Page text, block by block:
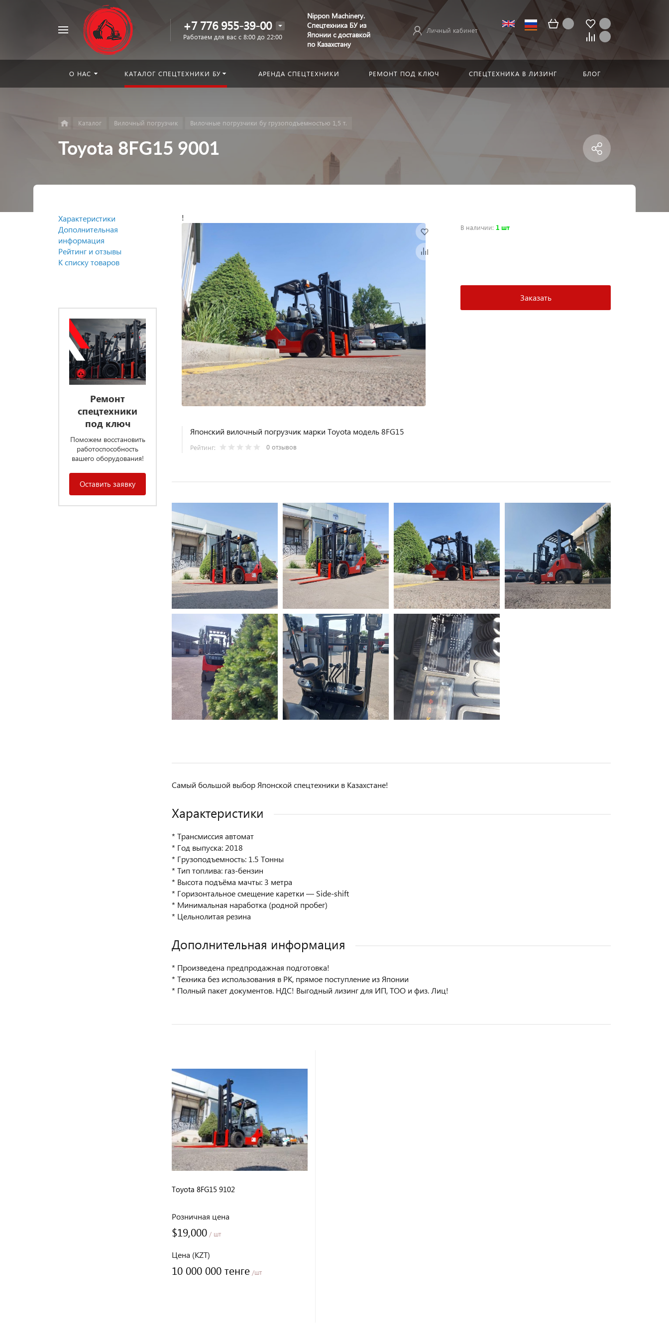
+7 776 955-39-00
Работаем для вас с 8:00 до 22:00
Nippon Machinery.
Спецтехника БУ из
Японии с доставкой
по Казахстану
Личный кабинет
О НАС КАТАЛОГ СПЕЦТЕХНИКИ БУ АРЕНДА СПЕЦТЕХНИКИ РЕМОНТ ПОД КЛЮЧ СПЕЦТЕХНИКА В ЛИЗИНГ БЛОГ
Каталог Вилочный погрузчик Вилочные погрузчики бу грузоподъемностью 1,5 т.
Toyota 8FG15 9001
Характеристики
Дополнительная
информация
Рейтинг и отзывы
К списку товаров
Ремонт
спецтехники
под ключ
Поможем восстановить
работоспособность
вашего оборудования!
Оставить заявку
!
Японский вилочный погрузчик марки Toyota модель 8FG15
Рейтинг: 0 отзывов
В наличии: 1 шт
Заказать
Самый большой выбор Японской спецтехники в Казахстане!
Характеристики
* Трансмиссия автомат
* Год выпуска: 2018
* Грузоподъемность: 1.5 Тонны
* Тип топлива: газ-бензин
* Высота подъёма мачты: 3 метра
* Горизонтальное смещение каретки — Side-shift
* Минимальная наработка (родной пробег)
* Цельнолитая резина
Дополнительная информация
* Произведена предпродажная подготовка!
* Техника без использования в РК, прямое поступление из Японии
* Полный пакет документов. НДС! Выгодный лизинг для ИП, ТОО и физ. Лиц!
Toyota 8FG15 9102
Розничная цена
$19,000 / шт
Цена (KZT)
10 000 000 тенге /шт